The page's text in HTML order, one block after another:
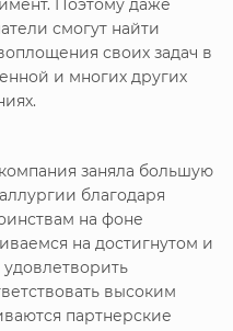
Поэтому даже
смогут найти
своих задач в
и многих других
заняла большую
благодаря
на фоне
на достигнутом и
высоким
партнерские